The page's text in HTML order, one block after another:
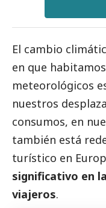
El cambio
en que
meteorológicos
nuestros
consumos, en
también está
turístico en
significativo en
viajeros.